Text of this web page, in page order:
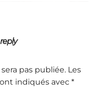
pas publiée. Les
indiqués avec*